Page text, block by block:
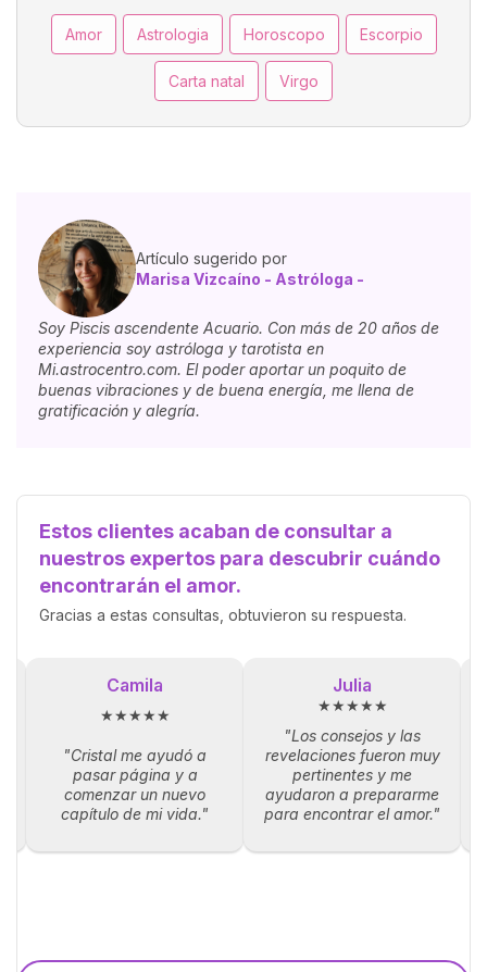
Amor Astrologia Horoscopo Escorpio
Carta natal Virgo
Artículo sugerido por
Marisa Vizcaíno - Astróloga -
Soy Piscis ascendente Acuario. Con más de 20 años de
experiencia soy astróloga y tarotista en
Mi.astrocentro.com. El poder aportar un poquito de
buenas vibraciones y de buena energía, me llena de
gratificación y alegría.
Estos clientes acaban de consultar a
nuestros expertos para descubrir cuándo
encontrarán el amor.
Gracias a estas consultas, obtuvieron su respuesta.
Camila
★★★★★
"Cristal me ayudó a
pasar página y a
comenzar un nuevo
capítulo de mi vida."
Julia
★★★★★
"Los consejos y las
revelaciones fueron muy
pertinentes y me
ayudaron a prepararme
para encontrar el amor."